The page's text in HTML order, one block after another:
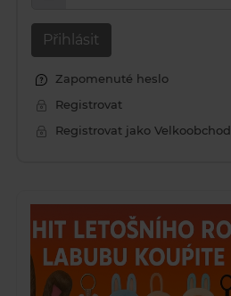
Přihlásit
Zapomenuté heslo
Registrovat
Registrovat jako Velkoobchod